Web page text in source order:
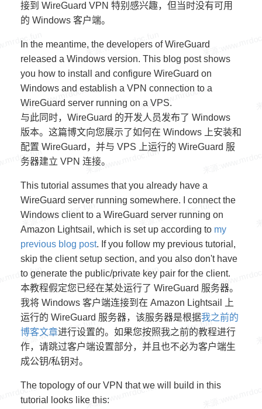
接到 WireGuard VPN 特别感兴趣，但当时没有可用
的 Windows 客户端。
In the meantime, the developers of WireGuard
released a Windows version. This blog post shows
you how to install and configure WireGuard on
Windows and establish a VPN connection to a
WireGuard server running on a VPS.
与此同时，WireGuard 的开发人员发布了 Windows
版本。这篇博文向您展示了如何在 Windows 上安装和
配置 WireGuard，并与 VPS 上运行的 WireGuard 服
务器建立 VPN 连接。
This tutorial assumes that you already have a
WireGuard server running somewhere. I connect the
Windows client to a WireGuard server running on
Amazon Lightsail, which is set up according to my
previous blog post. If you follow my previous tutorial,
skip the client setup section, and you also don't have
to generate the public/private key pair for the client.
本教程假定您已经在某处运行了 WireGuard 服务器。
我将 Windows 客户端连接到在 Amazon Lightsail 上
运行的 WireGuard 服务器，该服务器是根据我之前的
博客文章进行设置的。如果您按照我之前的教程进行
作，请跳过客户端设置部分，并且也不必为客户端生
成公钥/私钥对。
The topology of our VPN that we will build in this
tutorial looks like this: